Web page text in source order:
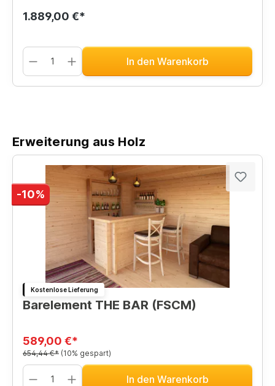
1.889,00 €*
In den Warenkorb
Erweiterung aus Holz
-10%
Kostenlose Lieferung
Barelement THE BAR (FSCM)
589,00 €*
654,44 €* (10% gespart)
In den Warenkorb